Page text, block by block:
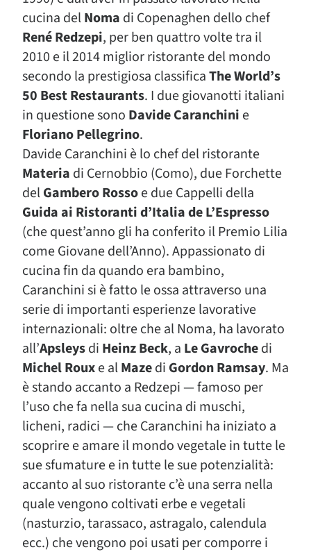
cucina delNoma di Copenaghen dello chef
René Redzepi, per ben quattro volte tra il
2010 e il 2014 miglior ristorante del mondo
secondo la prestigiosa classificaThe World’s
50 Best Restaurants. I due giovanotti italiani
in questione sono Davide Caranchini e
Floriano Pellegrino.
Davide Caranchini è lo chef del ristorante
Materia di Cernobbio (Como), due Forchette
delGambero Rossoe due Cappelli della
Guida ai Ristoranti d’Italia de L’Espresso
(che quest’anno gli ha conferito il Premio Lilia
come Giovane dell’Anno). Appassionato di
cucina fin da quando era bambino,
Caranchini si è fatto le ossa attraverso una
serie di importanti esperienze lavorative
internazionali: oltre che al Noma, ha lavorato
all’Apsleysdi Heinz Beck, a Le Gavrochedi
Michel Rouxe alMazedi Gordon Ramsay. Ma
è stando accanto a Redzepi — famoso per
l’uso che fa nella sua cucina di muschi,
licheni, radici — che Caranchini ha iniziato a
scoprire e amare il mondo vegetale in tutte le
sue sfumature e in tutte le sue potenzialità:
accanto al suo ristorante c’è una serra nella
quale vengono coltivati erbe e vegetali
(nasturzio, tarassaco, astragalo, calendula
ecc.) che vengono poi usati per comporre i